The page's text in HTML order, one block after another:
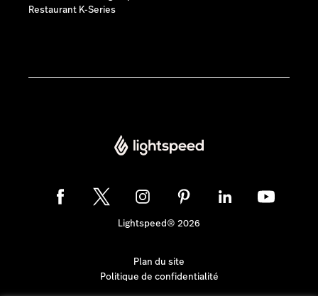
Restaurant K-Series
Lightspeed® 2026
Plan du site
Politique de confidentialité